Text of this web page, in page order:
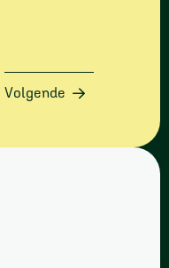
Volgende